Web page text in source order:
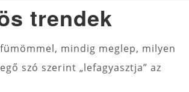
trendek
mindig meglep, milyen
szó szerint „lefagyasztja” az